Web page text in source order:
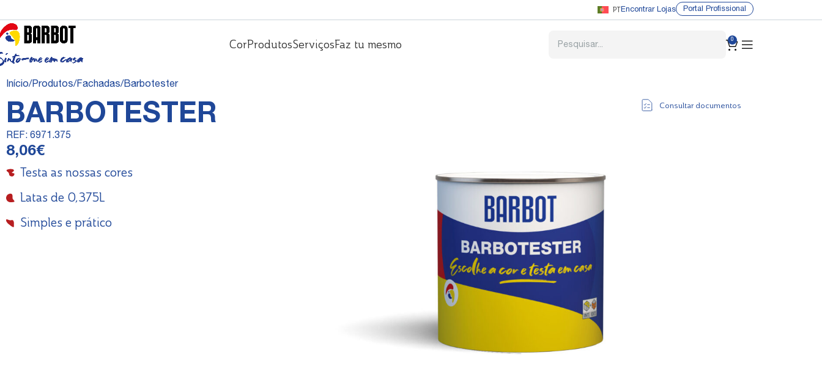
PTEncontrar Lojas Portal Profissional
CorProdutosServiçosFaz tu mesmo 0
Início Produtos Fachadas Barbotester
BARBOTESTER
REF: 6971.375
8,06€
Testa as nossas cores
Latas de 0,375L
Simples e prático
Consultar documentos